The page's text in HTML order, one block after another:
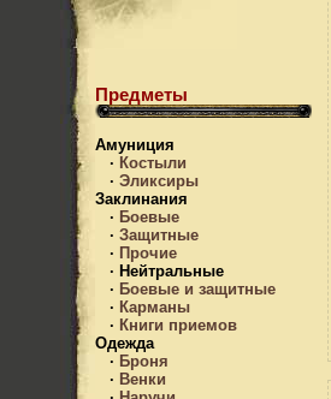
Предметы
Амуниция
· Костыли
· Эликсиры
Заклинания
· Боевые
· Защитные
· Прочие
· Нейтральные
· Боевые и защитные
· Карманы
· Книги приемов
Одежда
· Броня
· Венки